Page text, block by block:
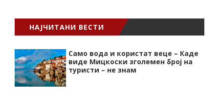
НАЈЧИТАНИ ВЕСТИ
Само вода и користат веце – Каде
виде Мицкоски зголемен број на
туристи – не знам